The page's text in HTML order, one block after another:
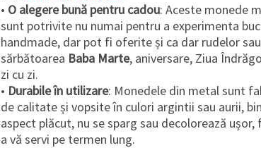
• O alegere bună pentru cadou: Aceste monede
sunt potrivite nu numai pentru a experimenta
handmade, dar pot fi oferite și ca dar rudelor
sărbătoarea Baba Marte, aniversare, Ziua
zi cu zi.
• Durabile în utilizare: Monedele din metal sunt
de calitate și vopsite în culori argintii sau aurii,
aspect plăcut, nu se sparg sau decolorează
a vă servi pe termen lung.